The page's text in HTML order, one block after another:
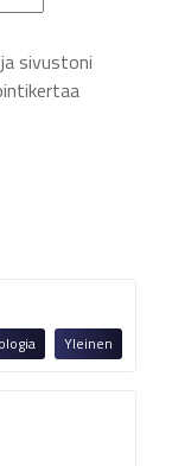
Yleinen
sivustoni